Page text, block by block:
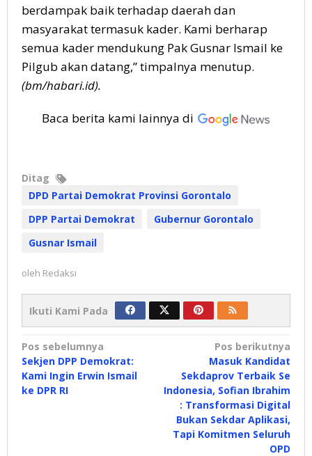
berdampak baik terhadap daerah dan
masyarakat termasuk kader. Kami berharap
semua kader mendukung Pak Gusnar Ismail ke
Pilgub akan datang,” timpalnya menutup.
(bm/habari.id).
Baca berita kami lainnya di
Ditag
DPD Partai Demokrat Provinsi Gorontalo
DPP Partai Demokrat
Gubernur Gorontalo
Gusnar Ismail
oleh Redaksi
Ikuti Kami Pada
Navigasi
pos
Pos sebelumnya
Sekjen DPP Demokrat:
Kami Ingin Erwin Ismail
ke DPR RI
Pos berikutnya
Masuk Kandidat
Sekdaprov Terbaik Se
Indonesia, Sofian Ibrahim
: Transformasi Digital
Bukan Sekdar Aplikasi,
Tapi Komitmen Seluruh
OPD